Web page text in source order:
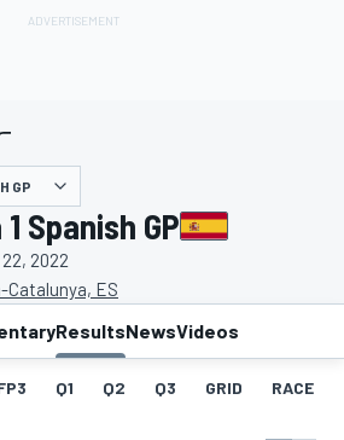
GP
Spanish GP
2022
ES
ResultsNewsVideos
Q1 Q2 Q3 GRID RACE